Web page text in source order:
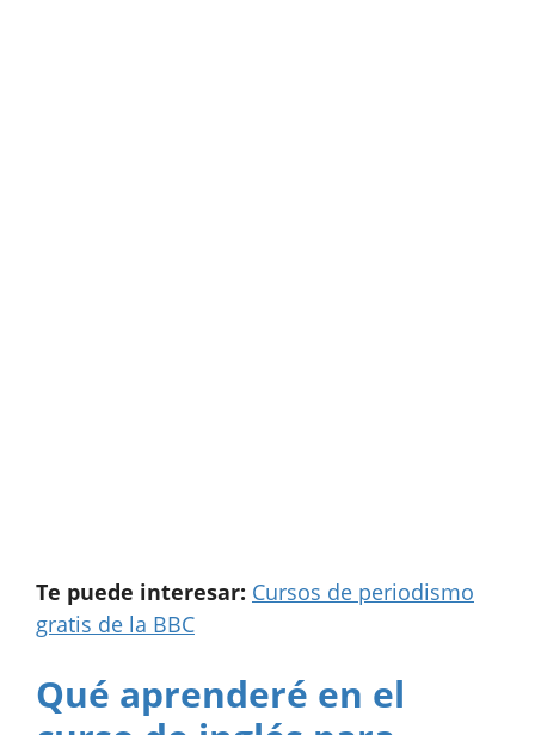
Te puede interesar: Cursos de periodismo
gratis de la BBC
Qué aprenderé en el